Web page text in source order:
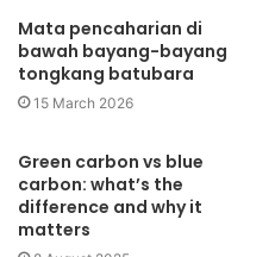
Mata pencaharian di
bawah bayang-bayang
tongkang batubara
15 March 2026
Green carbon vs blue
carbon: what’s the
difference and why it
matters